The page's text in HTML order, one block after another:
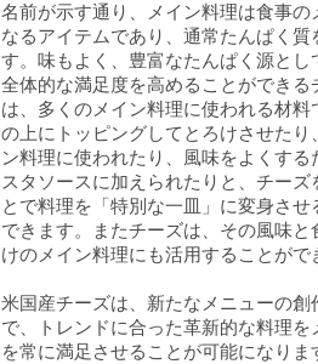
名前が示す通り、メイン料理は食事の
なるアイテムであり、通常たんぱく質
す。味もよく、豊富なたんぱく源とし
全体的な満足度を高めることができる
は、多くのメイン料理に使われる材料
の上にトッピングしてとろけさせたり
ン料理に使われたり、風味をよくする
スタソースに加えられたりと、チーズ
とで料理を「特別な一皿」に変身させ
できます。またチーズは、その風味
けのメイン料理にも活用することがで
米国産チーズは、新たなメニューの
で、トレンドに合った革新的な料理
を常に満足させることが可能になりま